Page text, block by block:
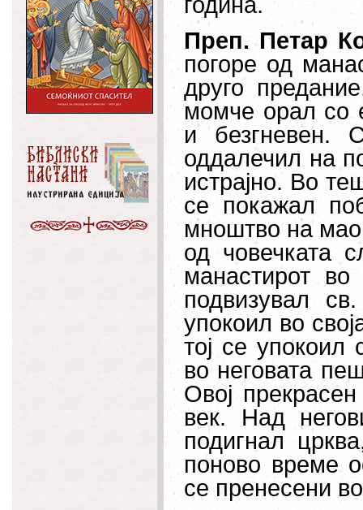
Преп. Петар
погоре од
друго
момче орал со
и безгневен.
оддалечил на
истрајно. Во
се покажал
мноштво на
од човечката
манастирот
подвизувал
упокоил во
тој се упокоил
во неговата
Овој
век. Над
подигнал
поново време
се пренесени